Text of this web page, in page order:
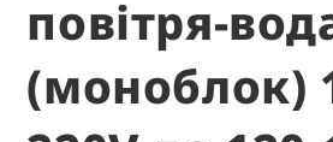
повітря-
(моноблок)